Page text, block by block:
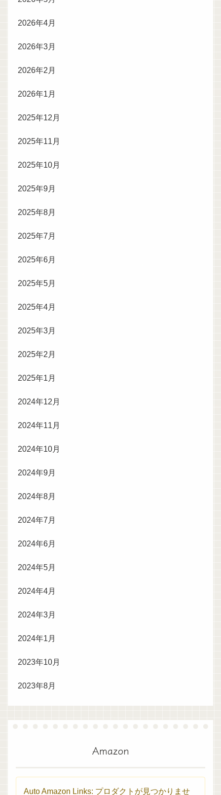
2026年4月
2026年3月
2026年2月
2026年1月
2025年12月
2025年11月
2025年10月
2025年9月
2025年8月
2025年7月
2025年6月
2025年5月
2025年4月
2025年3月
2025年2月
2025年1月
2024年12月
2024年11月
2024年10月
2024年9月
2024年8月
2024年7月
2024年6月
2024年5月
2024年4月
2024年3月
2024年1月
2023年10月
2023年8月
Amazon
Auto Amazon Links: プロダクトが見つかりませ